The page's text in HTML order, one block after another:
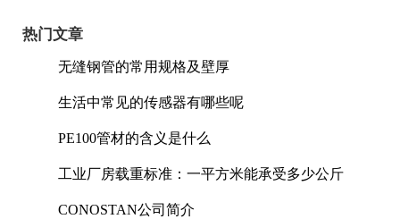
热门文章
无缝钢管的常用规格及壁厚
生活中常见的传感器有哪些呢
PE100管材的含义是什么
工业厂房载重标准：一平方米能承受多少公斤
CONOSTAN公司简介